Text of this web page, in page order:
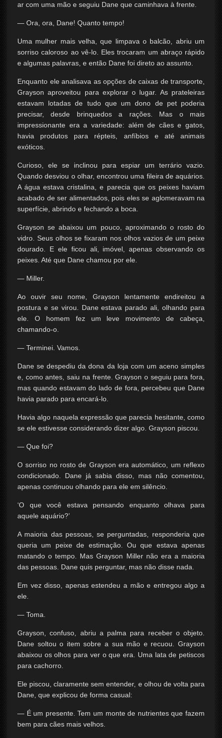
ar com uma mão e seguiu Dane que caminhava à frente.
— Ora, ora, Dane! Quanto tempo!
Uma mulher mais velha, que limpava o balcão, abriu um
sorriso caloroso ao vê-lo. Eles trocaram um abraço rápido
e algumas palavras, e então Dane foi direto ao assunto.
Enquanto ele analisava as opções de caixas de transporte,
Grayson aproveitou para explorar o lugar. As prateleiras
estavam lotadas de tudo que um dono de pet poderia
precisar, desde brinquedos a rações. Mas o mais
impressionante era a variedade: além de cães e gatos,
havia produtos para répteis, anfíbios e até animais
exóticos.
Curioso, ele se inclinou para espiar um terrário vazio.
Quando desviou o olhar, encontrou uma fileira de aquários.
A água estava cristalina, e parecia que os peixes haviam
acabado de ser alimentados, pois eles se aglomeravam na
superfície, abrindo e fechando a boca.
Grayson se abaixou um pouco, aproximando o rosto do
vidro. Seus olhos se fixaram nos olhos vazios de um peixe
dourado. E ele ficou ali, imóvel, apenas observando os
peixes. Até que Dane chamou por ele.
— Miller.
Ao ouvir seu nome, Grayson lentamente endireitou a
postura e se virou. Dane estava parado ali, olhando para
ele. O homem fez um leve movimento de cabeça,
chamando-o.
— Terminei. Vamos.
Dane se despediu da dona da loja com um aceno simples
e, como antes, saiu na frente. Grayson o seguiu para fora,
mas quando estavam do lado de fora, percebeu que Dane
havia parado para encará-lo.
Havia algo naquela expressão que parecia hesitante, como
se ele estivesse considerando dizer algo. Grayson piscou.
— Que foi?
O sorriso no rosto de Grayson era automático, um reflexo
condicionado. Dane já sabia disso, mas não comentou,
apenas continuou olhando para ele em silêncio.
‘O que você estava pensando enquanto olhava para
aquele aquário?’
A maioria das pessoas, se perguntadas, responderia que
queria um peixe de estimação. Ou que estava apenas
matando o tempo. Mas Grayson Miller não era a maioria
das pessoas. Dane quis perguntar, mas não disse nada.
Em vez disso, apenas estendeu a mão e entregou algo a
ele.
— Toma.
Grayson, confuso, abriu a palma para receber o objeto.
Dane soltou o item sobre a sua mão e recuou. Grayson
abaixou os olhos para ver o que era. Uma lata de petiscos
para cachorro.
Ele piscou, claramente sem entender, e olhou de volta para
Dane, que explicou de forma casual:
— É um presente. Tem um monte de nutrientes que fazem
bem para cães mais velhos.